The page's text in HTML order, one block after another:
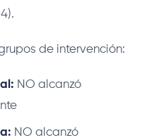
de intervención:
NO alcanzó
NO alcanzó